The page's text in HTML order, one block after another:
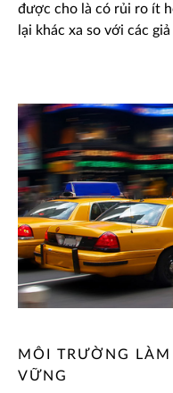
được cho là có rủi ro ít
lại khác xa so với các
MÔI TRƯỜNG LÀM
VỮNG